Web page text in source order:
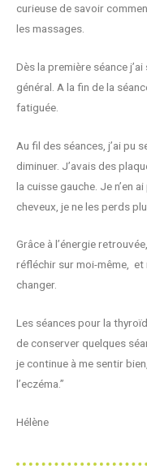
curieuse de savoir
les massages.
Dès la première séance
général. A la fin de la
fatiguée.
Au fil des séances, j’ai pu
diminuer. J’avais des
la cuisse gauche. Je n’en
cheveux, je ne les perds
Grâce à l’énergie
réfléchir sur moi-même,
changer.
Les séances pour la
de conserver quelques
je continue à me sentir
l’eczéma.”
Hélène